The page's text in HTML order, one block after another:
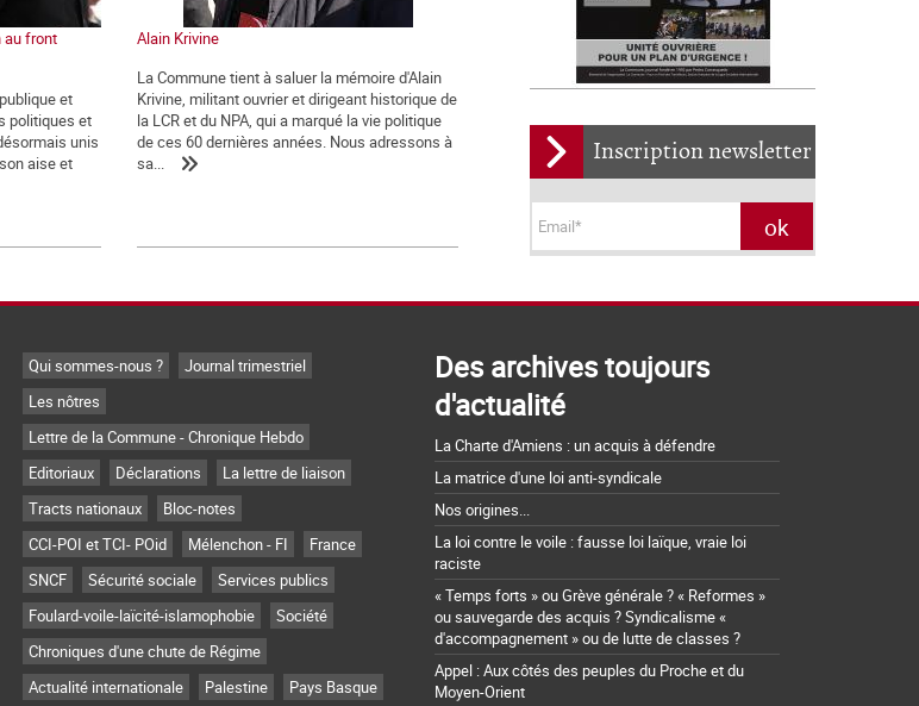
Inscription newsletter
au front
et
politiques et
unis
aise et
Alain Krivine
La Commune tient à saluer la mémoire d'Alain
Krivine, militant ouvrier et dirigeant historique de
la LCR et du NPA, qui a marqué la vie politique
de ces 60 dernières années. Nous adressons à
sa...
Qui sommes-nous ?
Journal trimestriel
Les nôtres
Lettre de la Commune - Chronique Hebdo
Editoriaux
Déclarations
La lettre de liaison
Tracts nationaux
Bloc-notes
CCI-POI et TCI- POid
Mélenchon - FI
France
SNCF
Sécurité sociale
Services publics
Foulard-voile-laïcité-islamophobie
Société
Chroniques d'une chute de Régime
Actualité internationale
Palestine Pays Basque
Des archives toujours
d'actualité
La Charte d'Amiens : un acquis à défendre
La matrice d'une loi anti-syndicale
Nos origines...
La loi contre le voile : fausse loi laïque, vraie loi
raciste
« Temps forts » ou Grève générale ? « Reformes »
ou sauvegarde des acquis ? Syndicalisme «
d'accompagnement » ou de lutte de classes ?
Appel : Aux côtés des peuples du Proche et du
Moyen-Orient